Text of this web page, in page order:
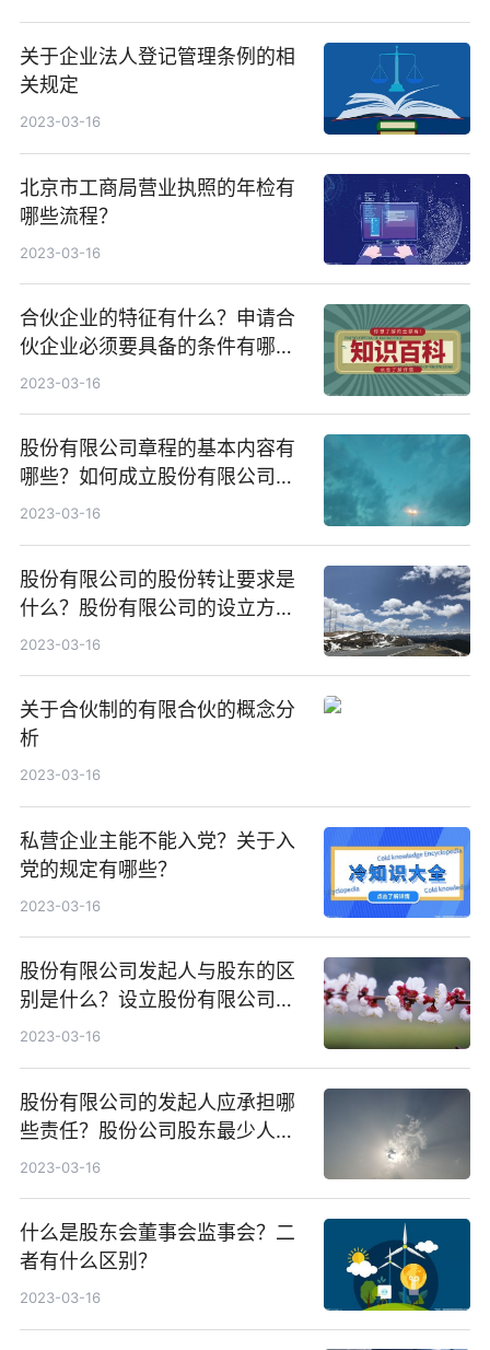
关于企业法人登记管理条例的相
关规定
2023-03-16
北京市工商局营业执照的年检有
哪些流程？
2023-03-16
合伙企业的特征有什么？申请合
伙企业必须要具备的条件有哪
些？
2023-03-16
股份有限公司章程的基本内容有
哪些？如何成立股份有限公司流
程是什么？
2023-03-16
股份有限公司的股份转让要求是
什么？股份有限公司的设立方式
主要有哪些？
2023-03-16
关于合伙制的有限合伙的概念分
析
2023-03-16
私营企业主能不能入党？关于入
党的规定有哪些？
2023-03-16
股份有限公司发起人与股东的区
别是什么？设立股份有限公司要
满足什么条件？
2023-03-16
股份有限公司的发起人应承担哪
些责任？股份公司股东最少人数
是多少？
2023-03-16
什么是股东会董事会监事会？二
者有什么区别？
2023-03-16